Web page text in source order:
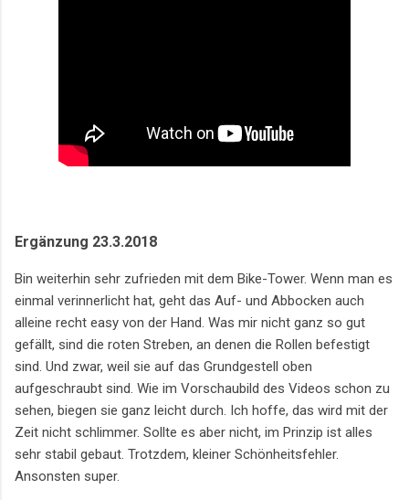
Ergänzung 23.3.2018
Bin weiterhin sehr zufrieden mit dem Bike-Tower. Wenn man es
einmal verinnerlicht hat, geht das Auf- und Abbocken auch
alleine recht easy von der Hand. Was mir nicht ganz so gut
gefällt, sind die roten Streben, an denen die Rollen befestigt
sind. Und zwar, weil sie auf das Grundgestell oben
aufgeschraubt sind. Wie im Vorschaubild des Videos schon zu
sehen, biegen sie ganz leicht durch. Ich hoffe, das wird mit der
Zeit nicht schlimmer. Sollte es aber nicht, im Prinzip ist alles
sehr stabil gebaut. Trotzdem, kleiner Schönheitsfehler.
Ansonsten super.